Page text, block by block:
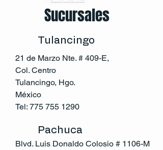
Sucursales
Tulancingo
21 de Marzo Nte. # 409-E,
Col. Centro
Tulancingo, Hgo.
México
Tel: 775 755 1290
Pachuca
Blvd. Luis Donaldo Colosio # 1106-M